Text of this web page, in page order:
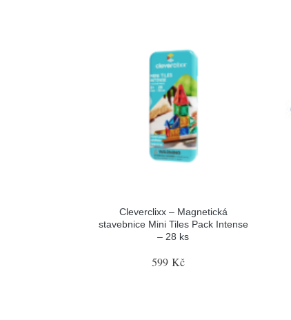
Cleverclixx – Magnetická
stavebnice Mini Tiles Pack Intense
– 28 ks
599 Kč